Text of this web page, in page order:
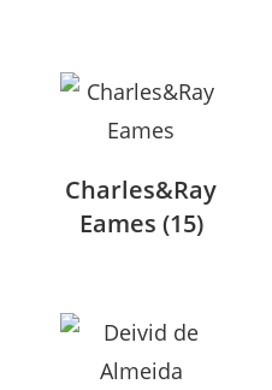
Charles&Ray
Eames (15)